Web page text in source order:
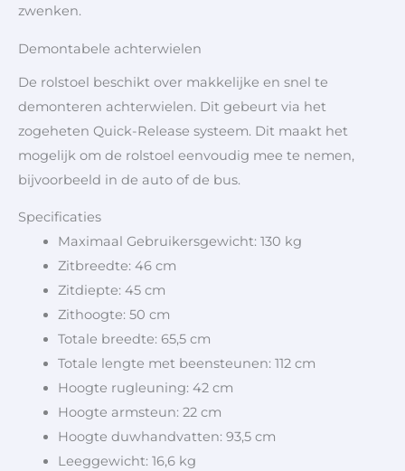
zwenken.
Demontabele achterwielen
De rolstoel beschikt over makkelijke en snel te
demonteren achterwielen. Dit gebeurt via het
zogeheten Quick-Release systeem. Dit maakt het
mogelijk om de rolstoel eenvoudig mee te nemen,
bijvoorbeeld in de auto of de bus.
Specificaties
Maximaal Gebruikersgewicht: 130 kg
Zitbreedte: 46 cm
Zitdiepte: 45 cm
Zithoogte: 50 cm
Totale breedte: 65,5 cm
Totale lengte met beensteunen: 112 cm
Hoogte rugleuning: 42 cm
Hoogte armsteun: 22 cm
Hoogte duwhandvatten: 93,5 cm
Leeggewicht: 16,6 kg